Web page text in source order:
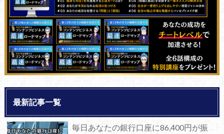
最新記事一覧
毎日あなたの銀行口座に86,400円が振